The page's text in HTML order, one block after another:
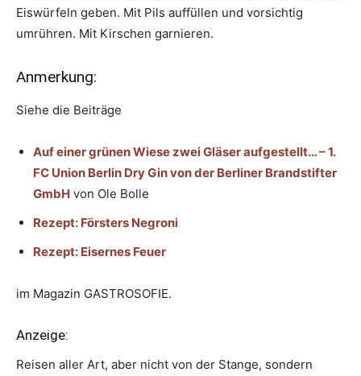
Eiswürfeln geben. Mit Pils auffüllen und vorsichtig
umrühren. Mit Kirschen garnieren.
Anmerkung:
Siehe die Beiträge
Auf einer grünen Wiese zwei Gläser aufgestellt… – 1.
FC Union Berlin Dry Gin von der Berliner Brandstifter
GmbH von Ole Bolle
Rezept: Försters Negroni
Rezept: Eisernes Feuer
im Magazin GASTROSOFIE.
Anzeige:
Reisen aller Art, aber nicht von der Stange, sondern